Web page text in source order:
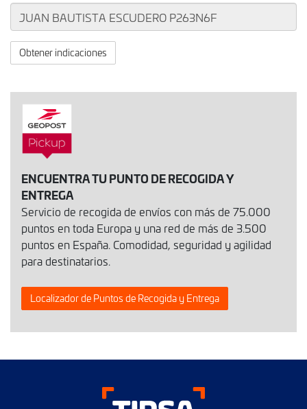
Obtener indicaciones
ENCUENTRA TU PUNTO DE RECOGIDA Y
ENTREGA
Servicio de recogida de envíos con más de 75.000
puntos en toda Europa y una red de más de 3.500
puntos en España. Comodidad, seguridad y agilidad
para destinatarios.
Localizador de Puntos de Recogida y Entrega